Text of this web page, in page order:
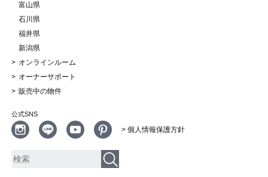
富山県
石川県
福井県
新潟県
オンラインルーム
オーナーサポート
販売中の物件
公式SNS
> 個人情報保護方針